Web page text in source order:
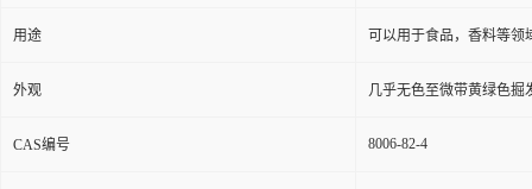
用途 可以用于食品，香料等领
外观 几乎无色至微带黄绿色掘
CAS编号 8006-82-4